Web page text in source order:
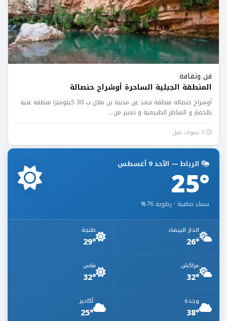
فن وثقافة
المنطقة الجبلية الساحرة أوشراح حنصالة
أوشراح حنصالة منطقة تبعد عن مدينة بن ملال ب 30 كيلومترا منطقة غنية
بالخضار و المناظر الطبيعية و تعتبر من...
الرباط — الأحد 9 أغسطس
25°
سماء صافية · رطوبة 76%
الدار البيضاء
26°
طنجة
29°
مراكش
32°
فاس
32°
وجدة
38°
أكادير
25°